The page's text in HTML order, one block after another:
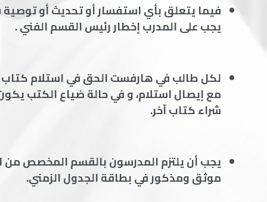
فيما يتعلق بأي استفسار أو تحديث أو
يجب على المدرب إخطار رئيس القسم الفني .
لكل طالب في هارفست الحق في استلام
مع إيصال استلام، و في حالة ضياع الكتب
شراء كتاب آخر.
يجب أن يلتزم المدرسون بالقسم المخصص من
موثق ومذكور في بطاقة الجدول الزمني.